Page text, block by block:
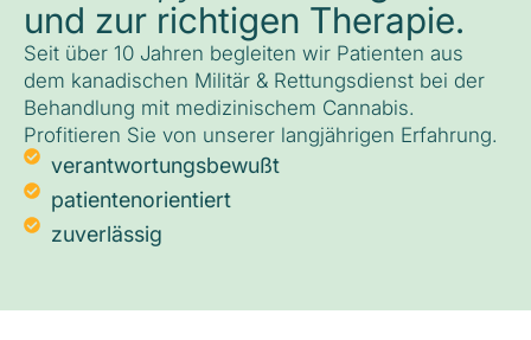
und zur richtigen Therapie.
Seit über 10 Jahren begleiten wir Patienten aus
dem kanadischen Militär & Rettungsdienst bei der
Behandlung mit medizinischem Cannabis.
Profitieren Sie von unserer langjährigen Erfahrung.
verantwortungsbewußt
patientenorientiert
zuverlässig